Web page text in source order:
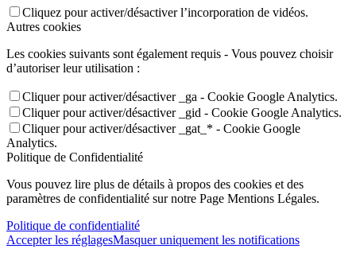
Cliquez pour activer/désactiver l’incorporation de vidéos.
Autres cookies
Les cookies suivants sont également requis - Vous pouvez choisir
d’autoriser leur utilisation :
Cliquer pour activer/désactiver _ga - Cookie Google Analytics.
Cliquer pour activer/désactiver _gid - Cookie Google Analytics.
Cliquer pour activer/désactiver _gat_* - Cookie Google
Analytics.
Politique de Confidentialité
Vous pouvez lire plus de détails à propos des cookies et des
paramètres de confidentialité sur notre Page Mentions Légales.
Politique de confidentialité
Accepter les réglagesMasquer uniquement les notifications